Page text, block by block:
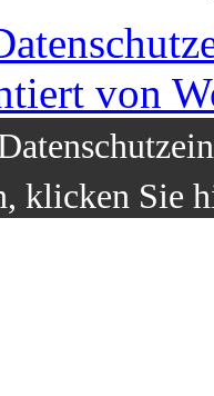
von
klicken Sie